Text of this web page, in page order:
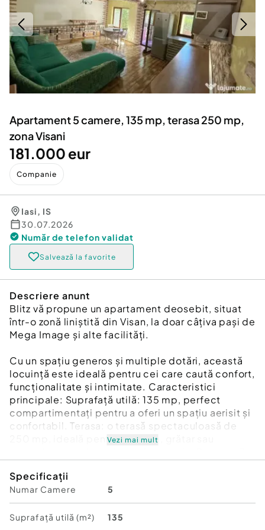
Servicii
Animale de companie
Afaceri și echipamente profesionale
Inchiriere Bunuri si Vehicule
Utilaje agricole si industriale
Piese auto si accesorii
Dacia Duster
Apartament 5 camere, 135 mp, terasa 250 mp,
zona Visani
181.000 eur
Companie
Iasi, IS
30.07.2026
Număr de telefon validat
Salvează la favorite
Descriere anunt
Blitz vă propune un apartament deosebit, situat
într-o zonă liniștită din Visan, la doar câțiva pași de
Mega Image și alte facilități.
Cu un spațiu generos și multiple dotări, această
locuință este ideală pentru cei care caută confort,
funcționalitate și intimitate. Caracteristici
principale: Suprafață utilă: 135 mp, perfect
compartimentați pentru a oferi un spațiu aerisit și
confortabil. Terasa: o terasă spectaculoasă de
250 mp, ideală pentru relaxare, grătar sau
Spații de depozitare: beci și 3 magazii spațioase,
oferind soluții excelente pentru depozitare.
Detalii interioare: Living generos: ideal pentru
momentele de relaxare sau socializare. 5
Vezi mai mult
Specificații
Numar Camere 5
Suprafață utilă (m²) 135